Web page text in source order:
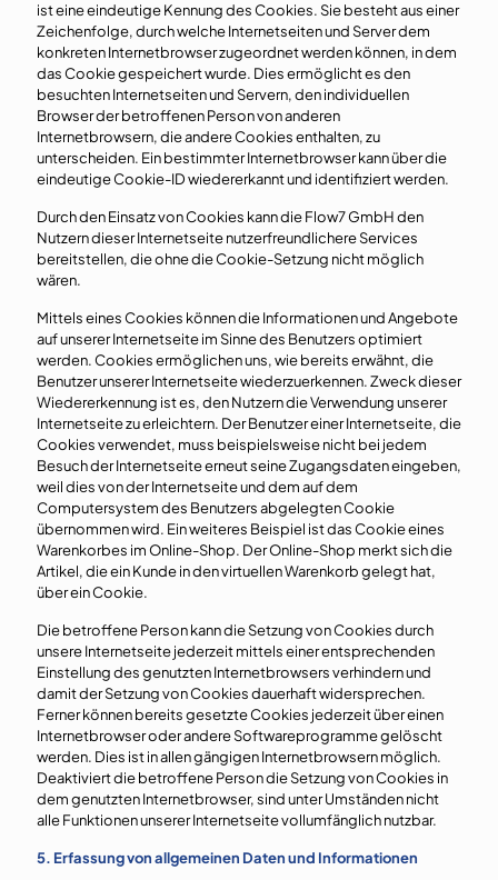
ist eine eindeutige Kennung des Cookies. Sie besteht aus einer
Zeichenfolge, durch welche Internetseiten und Server dem
konkreten Internetbrowser zugeordnet werden können, in dem
das Cookie gespeichert wurde. Dies ermöglicht es den
besuchten Internetseiten und Servern, den individuellen
Browser der betroffenen Person von anderen
Internetbrowsern, die andere Cookies enthalten, zu
unterscheiden. Ein bestimmter Internetbrowser kann über die
eindeutige Cookie-ID wiedererkannt und identifiziert werden.
Durch den Einsatz von Cookies kann die Flow7 GmbH den
Nutzern dieser Internetseite nutzerfreundlichere Services
bereitstellen, die ohne die Cookie-Setzung nicht möglich
wären.
Mittels eines Cookies können die Informationen und Angebote
auf unserer Internetseite im Sinne des Benutzers optimiert
werden. Cookies ermöglichen uns, wie bereits erwähnt, die
Benutzer unserer Internetseite wiederzuerkennen. Zweck dieser
Wiedererkennung ist es, den Nutzern die Verwendung unserer
Internetseite zu erleichtern. Der Benutzer einer Internetseite, die
Cookies verwendet, muss beispielsweise nicht bei jedem
Besuch der Internetseite erneut seine Zugangsdaten eingeben,
weil dies von der Internetseite und dem auf dem
Computersystem des Benutzers abgelegten Cookie
übernommen wird. Ein weiteres Beispiel ist das Cookie eines
Warenkorbes im Online-Shop. Der Online-Shop merkt sich die
Artikel, die ein Kunde in den virtuellen Warenkorb gelegt hat,
über ein Cookie.
Die betroffene Person kann die Setzung von Cookies durch
unsere Internetseite jederzeit mittels einer entsprechenden
Einstellung des genutzten Internetbrowsers verhindern und
damit der Setzung von Cookies dauerhaft widersprechen.
Ferner können bereits gesetzte Cookies jederzeit über einen
Internetbrowser oder andere Softwareprogramme gelöscht
werden. Dies ist in allen gängigen Internetbrowsern möglich.
Deaktiviert die betroffene Person die Setzung von Cookies in
dem genutzten Internetbrowser, sind unter Umständen nicht
alle Funktionen unserer Internetseite vollumfänglich nutzbar.
5. Erfassung von allgemeinen Daten und Informationen